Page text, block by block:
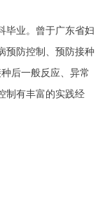
毕业。曾于广东省妇
预防控制、预防接种
后一般反应、异常
制有丰富的实践经